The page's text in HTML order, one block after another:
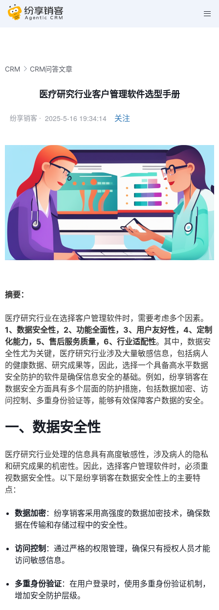
CRM CRM问答文章
医疗研究行业客户管理软件选型手册
纷享销客 · 2025-5-16 19:34:14 关注
摘要：
医疗研究行业在选择客户管理软件时，需要考虑多个因素。
1、数据安全性，2、功能全面性，3、用户友好性，4、定制
化能力，5、售后服务质量，6、行业适配性。其中，数据安
全性尤为关键，医疗研究行业涉及大量敏感信息，包括病人
的健康数据、研究成果等，因此，选择一个具备高水平数据
安全防护的软件是确保信息安全的基础。例如，纷享销客在
数据安全方面具有多个层面的防护措施，包括数据加密、访
问控制、多重身份验证等，能够有效保障客户数据的安全。
一、数据安全性
医疗研究行业处理的信息具有高度敏感性，涉及病人的隐私
和研究成果的机密性。因此，选择客户管理软件时，必须重
视数据安全性。以下是纷享销客在数据安全性上的主要特
点：
数据加密：纷享销客采用高强度的数据加密技术，确保数
据在传输和存储过程中的安全性。
访问控制 ：通过严格的权限管理，确保只有授权人员才能
访问敏感信息。
多重身份验证：在用户登录时，使用多重身份验证机制，
增加安全防护层级。